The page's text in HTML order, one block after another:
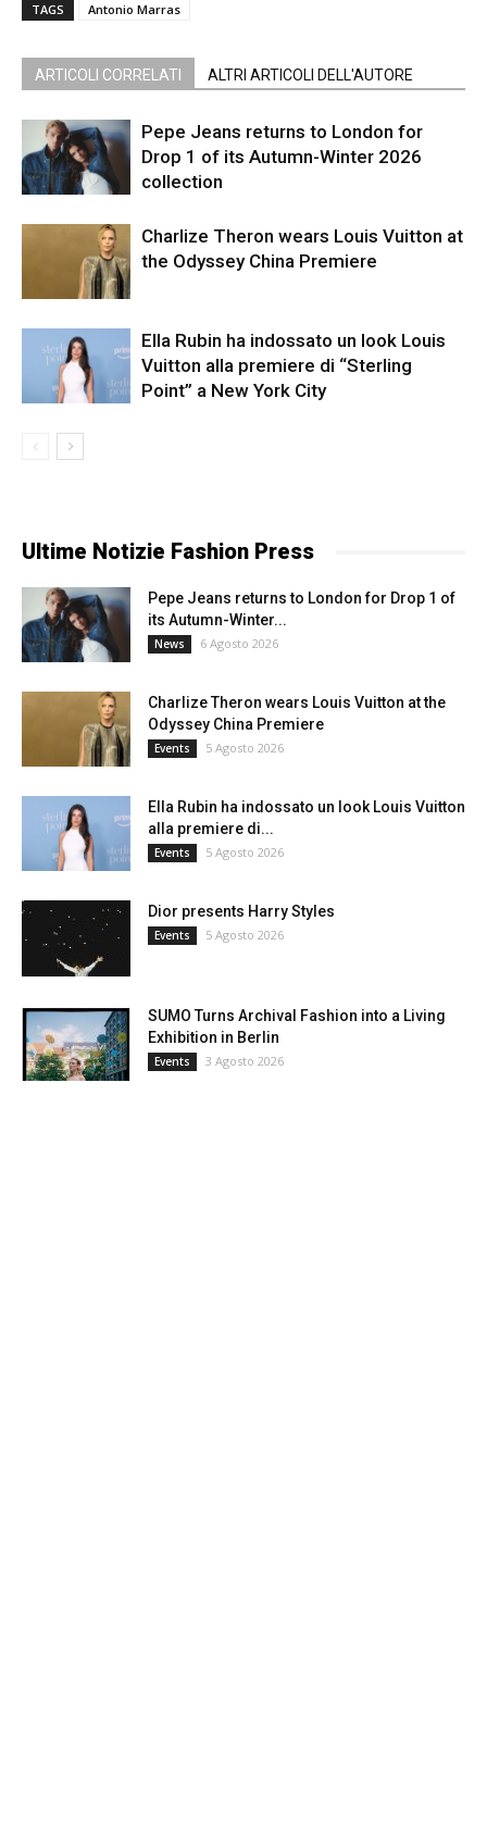
TAGS Antonio Marras
ARTICOLI CORRELATI ALTRI ARTICOLI DELL'AUTORE
Pepe Jeans returns to London for
Drop 1 of its Autumn-Winter 2026
collection
Charlize Theron wears Louis Vuitton at
the Odyssey China Premiere
Ella Rubin ha indossato un look Louis
Vuitton alla premiere di “Sterling
Point” a New York City
Ultime Notizie Fashion Press
Pepe Jeans returns to London for Drop 1 of
its Autumn-Winter...
News 6 Agosto 2026
Charlize Theron wears Louis Vuitton at the
Odyssey China Premiere
Events 5 Agosto 2026
Ella Rubin ha indossato un look Louis Vuitton
alla premiere di...
Events 5 Agosto 2026
Dior presents Harry Styles
Events 5 Agosto 2026
SUMO Turns Archival Fashion into a Living
Exhibition in Berlin
Events 3 Agosto 2026